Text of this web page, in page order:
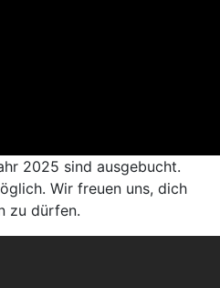
2025 sind ausgebucht.
Wir freuen uns, dich
zu dürfen.